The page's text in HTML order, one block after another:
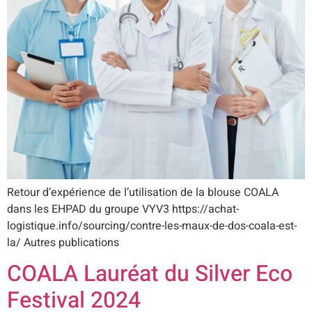
Retour d’expérience de l’utilisation de la blouse COALA
dans les EHPAD du groupe VYV3 https://achat-
logistique.info/sourcing/contre-les-maux-de-dos-coala-est-
la/ Autres publications
COALA Lauréat du Silver Eco
Festival 2024